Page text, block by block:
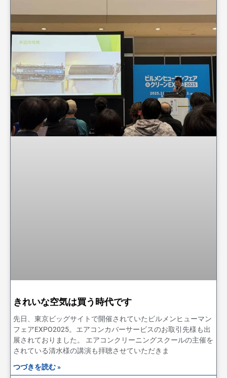
きれいな空気は買う時代です
先日、東京ビッグサイトで開催されていたビルメンヒューマン
フェアEXPO2025。エアコンカバーサービスのお取引先様も出
展されておりました。 エアコンクリーニングスクールの主催を
されている清水様の講演も拝聴させていただきま
つづきを読む »